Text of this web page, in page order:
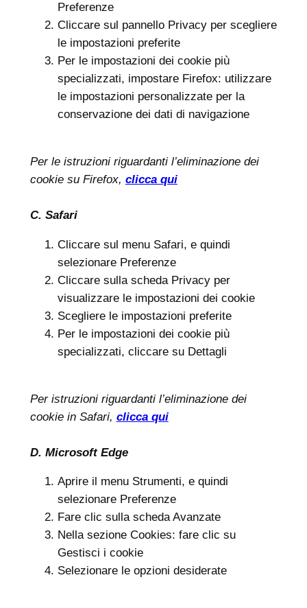
Preferenze
Cliccare sul pannello Privacy per scegliere
le impostazioni preferite
Per le impostazioni dei cookie più
specializzati, impostare Firefox: utilizzare
le impostazioni personalizzate per la
conservazione dei dati di navigazione
Per le istruzioni riguardanti l’eliminazione dei
cookie su Firefox, clicca qui
C. Safari
Cliccare sul menu Safari, e quindi
selezionare Preferenze
Cliccare sulla scheda Privacy per
visualizzare le impostazioni dei cookie
Scegliere le impostazioni preferite
Per le impostazioni dei cookie più
specializzati, cliccare su Dettagli
Per istruzioni riguardanti l’eliminazione dei
cookie in Safari, clicca qui
D. Microsoft Edge
Aprire il menu Strumenti, e quindi
selezionare Preferenze
Fare clic sulla scheda Avanzate
Nella sezione Cookies: fare clic su
Gestisci i cookie
Selezionare le opzioni desiderate